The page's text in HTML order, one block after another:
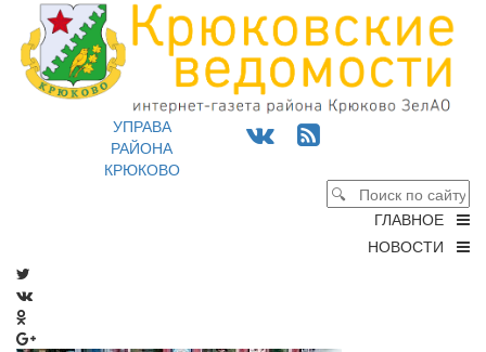
УПРАВА
РАЙОНА
КРЮКОВО
ГЛАВНОЕ
НОВОСТИ